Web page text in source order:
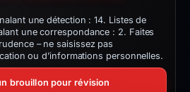
une détection : 14. Listes de
une correspondance : 2. Faites
– ne saisissez pas
ou d’informations personnelles.
brouillon pour révision